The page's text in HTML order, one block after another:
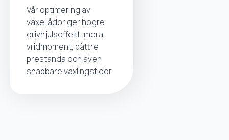
Vår optimering av
växellådor ger högre
drivhjulseffekt, mera
vridmoment, bättre
prestanda och även
snabbare växlingstider